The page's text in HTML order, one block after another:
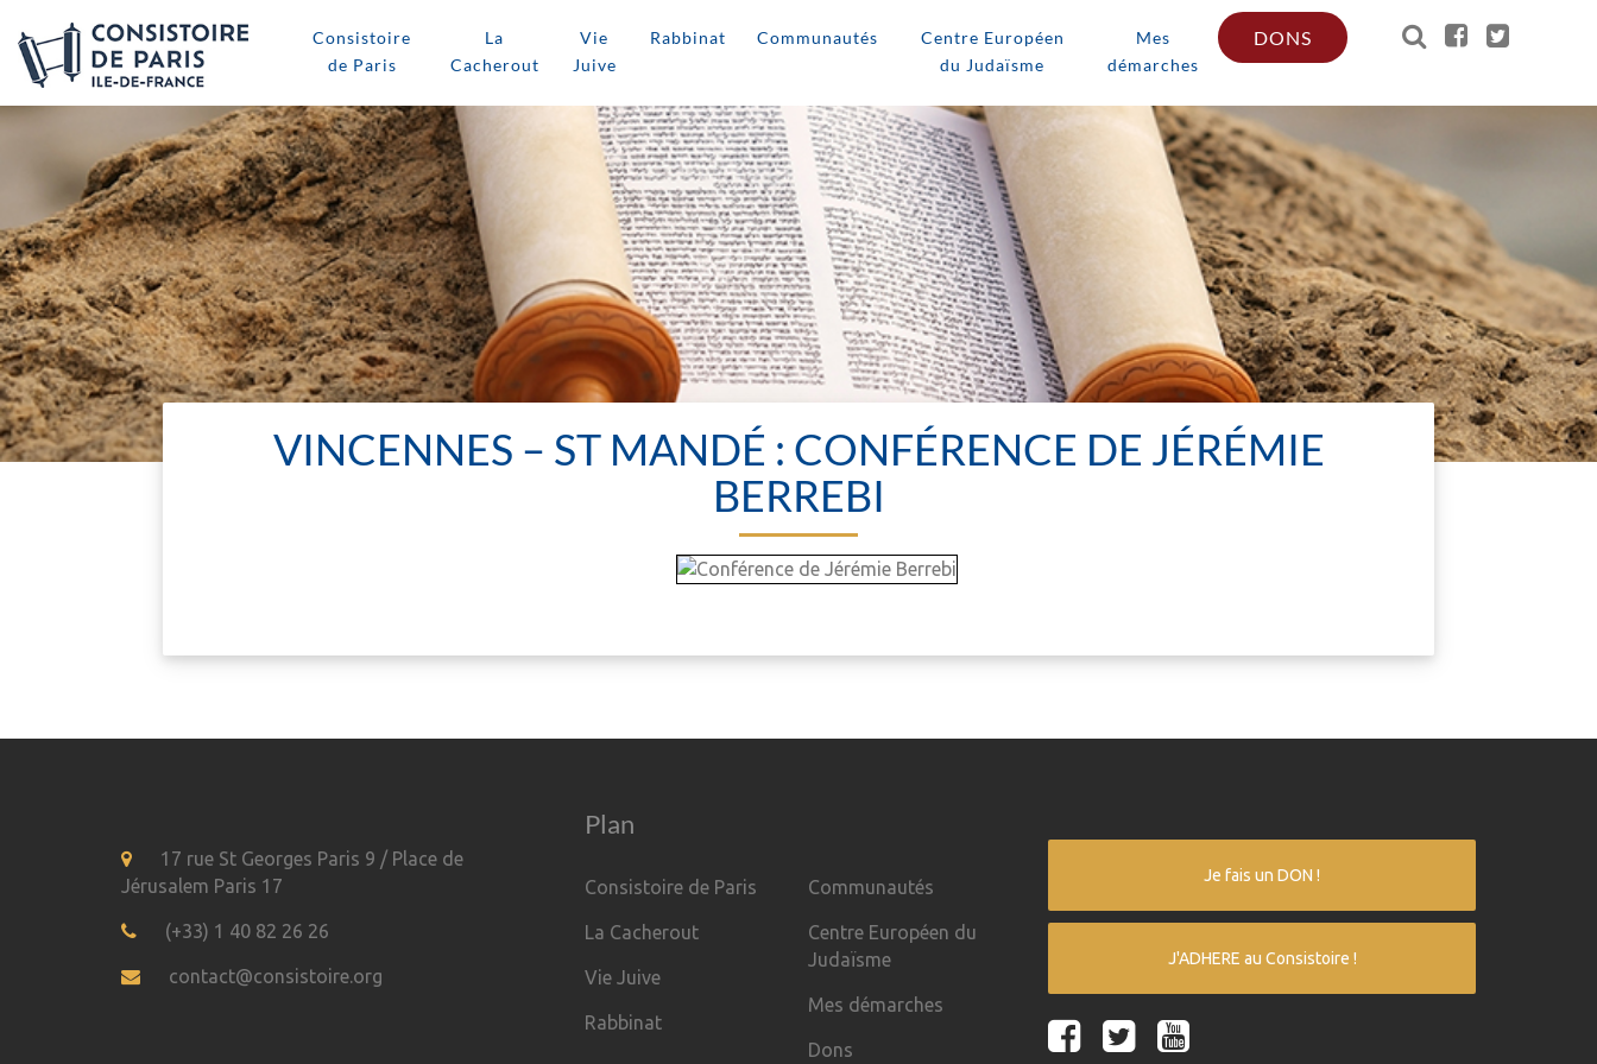
Consistoire
de Paris
La
Cacherout
Vie
Juive
Rabbinat Communautés
Centre Européen
du Judaïsme
Mes
démarches
DONS
VINCENNES – ST MANDÉ : CONFÉRENCE DE JÉRÉMIE
BERREBI
17 rue St Georges Paris 9 / Place de
Jérusalem Paris 17
(+33) 1 40 82 26 26
contact@consistoire.org
Plan
Consistoire de Paris
La Cacherout
Vie Juive
Rabbinat
Communautés
Centre Européen du
Judaïsme
Mes démarches
Dons
Je fais un DON !
J'ADHERE au Consistoire !